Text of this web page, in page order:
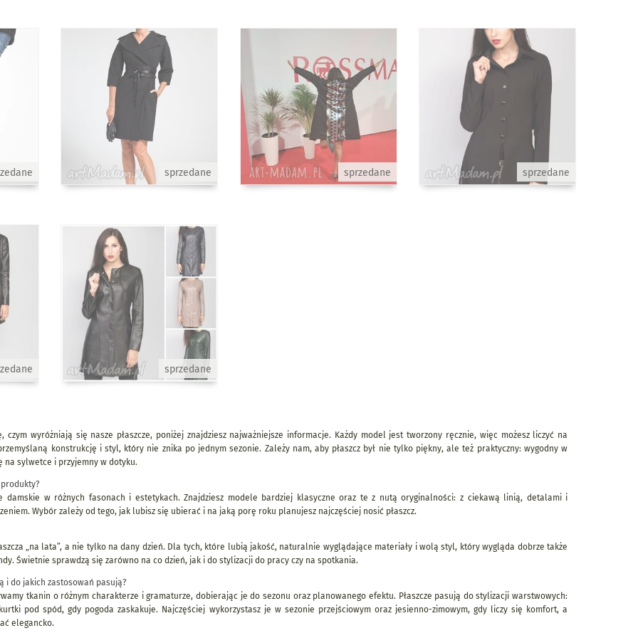
sprzedane sprzedane sprzedane
sprzedane
czym wyróżniają się nasze płaszcze, poniżej znajdziesz najważniejsze informacje. Każdy model jest tworzony ręcznie, więc możesz liczyć na
konstrukcję i styl, który nie znika po jednym sezonie. Zależy nam, aby płaszcz był nie tylko piękny, ale też praktyczny: wygodny w
na sylwetce i przyjemny w dotyku.
damskie w różnych fasonach i estetykach. Znajdziesz modele bardziej klasyczne oraz te z nutą oryginalności: z ciekawą linią, detalami i
Wybór zależy od tego, jak lubisz się ubierać i na jaką porę roku planujesz najczęściej nosić płaszcz.
„na lata”, a nie tylko na dany dzień. Dla tych, które lubią jakość, naturalnie wyglądające materiały i wolą styl, który wygląda dobrze także
Świetnie sprawdzą się zarówno na co dzień, jak i do stylizacji do pracy czy na spotkania.
i do jakich zastosowań pasują?
tkanin o różnym charakterze i gramaturze, dobierając je do sezonu oraz planowanego efektu. Płaszcze pasują do stylizacji warstwowych:
pod spód, gdy pogoda zaskakuje. Najczęściej wykorzystasz je w sezonie przejściowym oraz jesienno-zimowym, gdy liczy się komfort, a
elegancko.